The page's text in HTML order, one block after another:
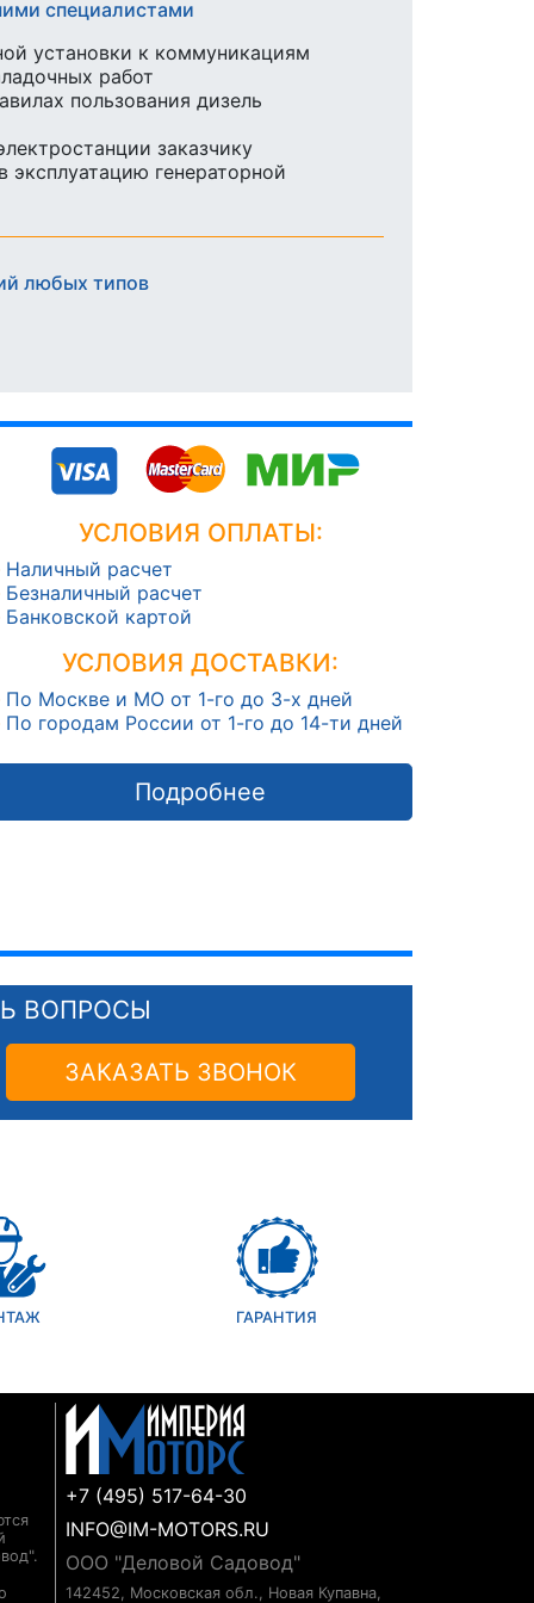
специалистами
установки к коммуникациям
работ
пользования дизель
заказчику
генераторной
любых типов
УСЛОВИЯ ОПЛАТЫ:
Наличный расчет
Безналичный расчет
Банковской картой
УСЛОВИЯ ДОСТАВКИ:
По Москве и МО от 1-го до 3-х дней
По городам России от 1-го до 14-ти дней
Подробнее
ВОПРОСЫ
ЗАКАЗАТЬ ЗВОНОК
ГАРАНТИЯ
+7 (495) 517-64-30
INFO@IM-MOTORS.RU
ООО "Деловой Садовод"
142452, Московская обл., Новая Купавна,